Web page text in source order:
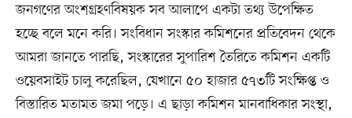
জনগণের অংশগ্রহণবিষয়ক সব আলাপে একটা তথ্য উপেক্ষিত
হচ্ছে বলে মনে করি। সংবিধান সংস্কার কমিশনের প্রতিবেদন থেকে
আমরা জানতে পারছি, সংস্কারের সুপারিশ তৈরিতে কমিশন একটি
ওয়েবসাইট চালু করেছিল, যেখানে ৫০ হাজার ৫৭৩টি সংক্ষিপ্ত ও
বিস্তারিত মতামত জমা পড়ে। এ ছাড়া কমিশন মানবাধিকার সংস্থা,